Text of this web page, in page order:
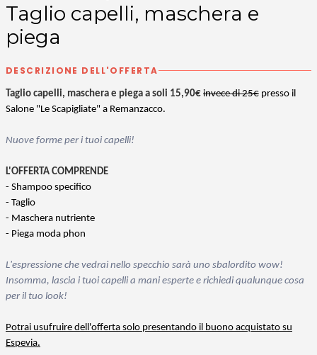
Taglio capelli, maschera e
piega
DESCRIZIONE DELL'OFFERTA
Taglio capelli, maschera e piega a soli 15,90€ invece di 25€ presso il
Salone "Le Scapigliate" a Remanzacco.
Nuove forme per i tuoi capelli!
L'OFFERTA COMPRENDE
- Shampoo specifico
- Taglio
- Maschera nutriente
- Piega moda phon
L'espressione che vedrai nello specchio sarà uno sbalordito wow!
Insomma, lascia i tuoi capelli a mani esperte e richiedi qualunque cosa
per il tuo look!
Potrai usufruire dell'offerta solo presentando il buono acquistato su
Espevia.